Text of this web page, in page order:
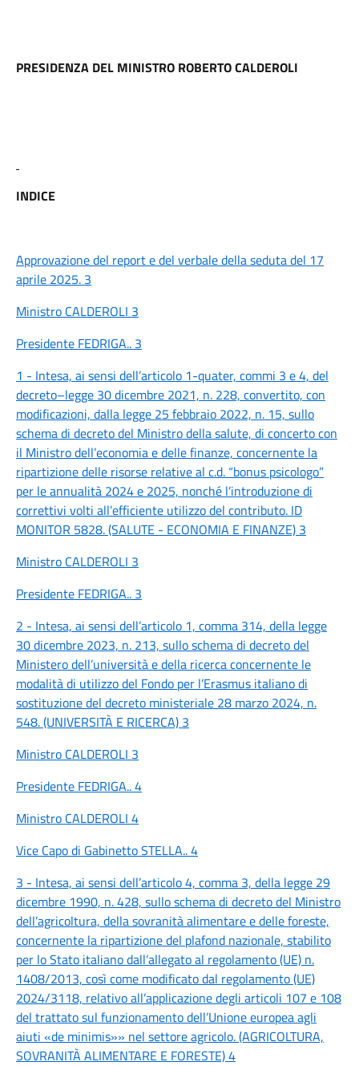
PRESIDENZA DEL MINISTRO ROBERTO CALDEROLI
INDICE
Approvazione del report e del verbale della seduta del 17
aprile 2025. 3
Ministro CALDEROLI 3
Presidente FEDRIGA.. 3
1 - Intesa, ai sensi dell’articolo 1-quater, commi 3 e 4, del
decreto–legge 30 dicembre 2021, n. 228, convertito, con
modificazioni, dalla legge 25 febbraio 2022, n. 15, sullo
schema di decreto del Ministro della salute, di concerto con
il Ministro dell’economia e delle finanze, concernente la
ripartizione delle risorse relative al c.d. “bonus psicologo”
per le annualità 2024 e 2025, nonché l’introduzione di
correttivi volti all’efficiente utilizzo del contributo. ID
MONITOR 5828. (SALUTE - ECONOMIA E FINANZE) 3
Ministro CALDEROLI 3
Presidente FEDRIGA.. 3
2 - Intesa, ai sensi dell’articolo 1, comma 314, della legge
30 dicembre 2023, n. 213, sullo schema di decreto del
Ministero dell’università e della ricerca concernente le
modalità di utilizzo del Fondo per l’Erasmus italiano di
sostituzione del decreto ministeriale 28 marzo 2024, n.
548. (UNIVERSITÀ E RICERCA) 3
Ministro CALDEROLI 3
Presidente FEDRIGA.. 4
Ministro CALDEROLI 4
Vice Capo di Gabinetto STELLA.. 4
3 - Intesa, ai sensi dell’articolo 4, comma 3, della legge 29
dicembre 1990, n. 428, sullo schema di decreto del Ministro
dell’agricoltura, della sovranità alimentare e delle foreste,
concernente la ripartizione del plafond nazionale, stabilito
per lo Stato italiano dall’allegato al regolamento (UE) n.
1408/2013, così come modificato dal regolamento (UE)
2024/3118, relativo all’applicazione degli articoli 107 e 108
del trattato sul funzionamento dell’Unione europea agli
aiuti «de minimis»» nel settore agricolo. (AGRICOLTURA,
SOVRANITÀ ALIMENTARE E FORESTE) 4